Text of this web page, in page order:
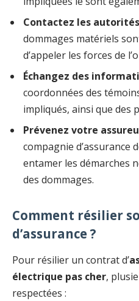
Contactez les autorités
dommages matériels
d’appeler les forces de
Échangez des
coordonnées des
impliqués, ainsi que des
Prévenez votre
compagnie d’assurance
entamer les démarches
des dommages.
Comment résilier
d’assurance ?
Pour résilier un contrat d’
électrique pas cher,
respectées :